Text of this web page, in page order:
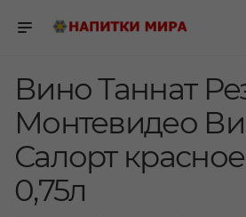
Вино Таннат
Монтевидео
Салорт
0,75л